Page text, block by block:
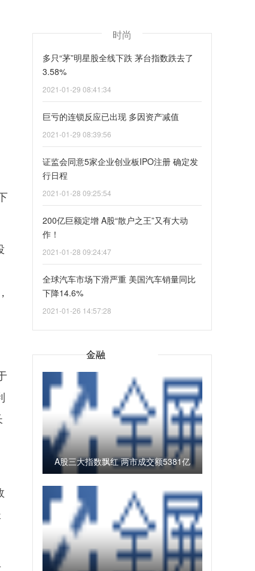
时尚
多只“茅”明星股全线下跌 茅台指数跌去了
3.58%
2021-01-29 08:41:34
巨亏的连锁反应已出现 多因资产减值
2021-01-29 08:39:56
证监会同意5家企业创业板IPO注册 确定发
行日程
2021-01-28 09:25:54
200亿巨额定增 A股“散户之王”又有大动
作！
2021-01-28 09:24:47
全球汽车市场下滑严重 美国汽车销量同比
下降14.6%
2021-01-26 14:57:28
金融
A股三大指数飘红 两市成交额5381亿